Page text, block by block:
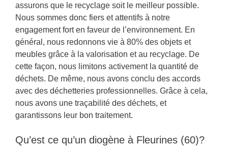
assurons que le recyclage soit le meilleur possible.
Nous sommes donc fiers et attentifs à notre
engagement fort en faveur de l’environnement. En
général, nous redonnons vie à 80% des objets et
meubles grâce à la valorisation et au recyclage. De
cette façon, nous limitons activement la quantité de
déchets. De même, nous avons conclu des accords
avec des déchetteries professionnelles. Grâce à cela,
nous avons une traçabilité des déchets, et
garantissons leur bon traitement.
Qu’est ce qu’un diogène à Fleurines (60)?